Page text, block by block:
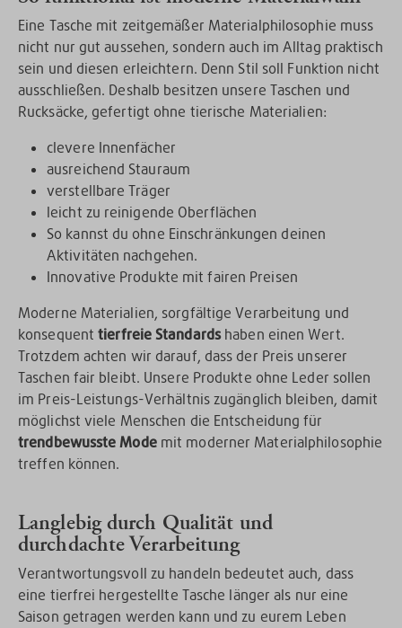
Eine Tasche mit zeitgemäßer Materialphilosophie muss
nicht nur gut aussehen, sondern auch im Alltag praktisch
sein und diesen erleichtern. Denn Stil soll Funktion nicht
ausschließen. Deshalb besitzen unsere Taschen und
Rucksäcke, gefertigt ohne tierische Materialien:
clevere Innenfächer
ausreichend Stauraum
verstellbare Träger
leicht zu reinigende Oberflächen
So kannst du ohne Einschränkungen deinen
Aktivitäten nachgehen.
Innovative Produkte mit fairen Preisen
Moderne Materialien, sorgfältige Verarbeitung und
konsequent tierfreie Standardshaben einen Wert.
Trotzdem achten wir darauf, dass der Preis unserer
Taschen fair bleibt. Unsere Produkte ohne Leder sollen
im Preis-Leistungs-Verhältnis zugänglich bleiben, damit
möglichst viele Menschen die Entscheidung für
trendbewusste Modemit moderner Materialphilosophie
treffen können.
Langlebig durch Qualität und
durchdachte Verarbeitung
Verantwortungsvoll zu handeln bedeutet auch, dass
eine tierfrei hergestellte Tasche länger als nur eine
Saison getragen werden kann und zu eurem Leben